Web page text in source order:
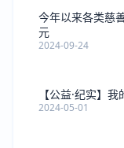
今年以来各类慈
元
2024-09-24
【公益·纪实】
2024-05-01